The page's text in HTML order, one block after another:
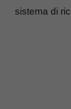
sistema di